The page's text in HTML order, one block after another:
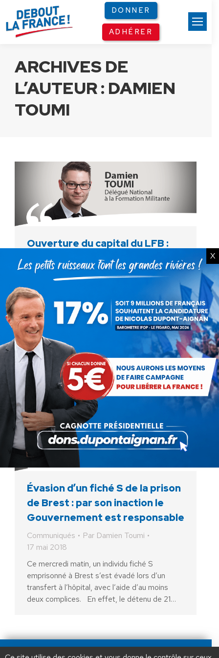
DONNER
ADHÉRER
ARCHIVES DE
L’AUTEUR : DAMIEN
TOUMI
Ouverture du capital du LFB :
premier pas vers la
commercialisation de l’être
humain
Actualités ParDamien Toumi
29 décembre 2018
Entre les derniers préparatifs de Noël et les
gilets jaunes, cette information est passée
inaperçue alors qu’elle constitue le premier
acte vers la commercialisation du corps
humain en France. En…
Évasion d’un fiché S de la prison
de Brest : par son inaction le
Gouvernement est responsable
Communiqués Par Damien Toumi
17 mai 2018
Ce mercredi matin, un individu fiché S
emprisonné à Brest s’est évadé lors d’un
transfert à l’hôpital, avec l’aide d’au moins
deux complices. En effet, le détenu de 21…
X
LIBÉRER LA FRANCE
JE FAIS UN DON À DLF
Panneau de gestion des cookies